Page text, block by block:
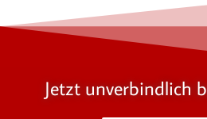
Jetzt unverbindlich